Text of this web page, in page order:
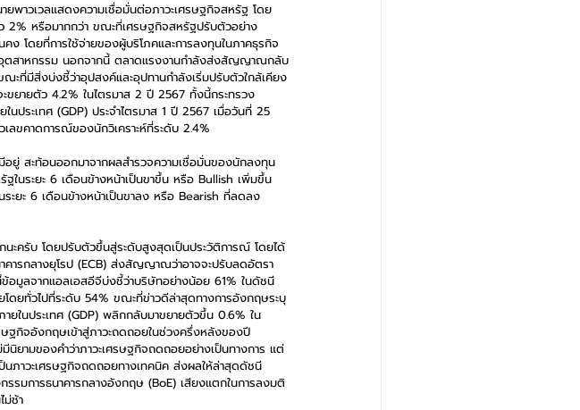
พาวเวลแสดงความเชื่อมั่นต่อภาวะเศรษฐกิจสหรัฐ โดย
2% หรือมากกว่า ขณะที่เศรษฐกิจสหรัฐปรับตัวอย่าง
ง โดยที่การใช้จ่ายของผู้บริโภคและการลงทุนในภาคธุรกิจ
อุตสาหกรรม นอกจากนี้ ตลาดแรงงานกำลังส่งสัญญาณกลับ
ะที่มีสิ่งบ่งชี้ว่าอุปสงค์และอุปทานกำลังเริ่มปรับตัวใกล้เคียง
ยายตัว 4.2% ในไตรมาส 2 ปี 2567 ทั้งนี้กระทรวง
ระเทศ (GDP) ประจำไตรมาส 1 ปี 2567 เมื่อวันที่ 25
เลขคาดการณ์ของนักวิเคราะห์ที่ระดับ 2.4%
ยู่ สะท้อนออกมาจากผลสำรวจความเชื่อมั่นของนักลงทุน
นระยะ 6 เดือนข้างหน้าเป็นขาขึ้น หรือ Bullish เพิ่มขึ้น
ะยะ 6 เดือนข้างหน้าเป็นขาลง หรือ Bearish ที่ลดลง
นะครับ โดยปรับตัวขึ้นสู่ระดับสูงสุดเป็นประวัติการณ์ โดยได้
ารกลางยุโรป (ECB) ส่งสัญญาณว่าอาจจะปรับลดอัตรา
อมูลจากแอลเอสอีจีบ่งชี้ว่าบริษัทอย่างน้อย 61% ในดัชนี
ดยทั่วไปที่ระดับ 54% ขณะที่ข่าวดีล่าสุดทางการอังกฤษระบุ
ในประเทศ (GDP) พลิกกลับมาขยายตัวขึ้น 0.6% ใน
ษฐกิจอังกฤษเข้าสู่ภาวะถดถอยในช่วงครึ่งหลังของปี
ยามของคำว่าภาวะเศรษฐกิจถดถอยอย่างเป็นทางการ แต่
ภาวะเศรษฐกิจถดถอยทางเทคนิค ส่งผลให้ล่าสุดดัชนี
มการธนาคารกลางอังกฤษ (BoE) เสียงแตกในการลงมติ
ม่ช้า